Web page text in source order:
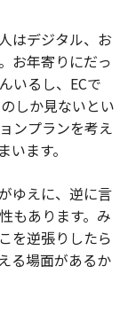
はデジタル、お
お年寄りにだっ
いるし、ECで
しか見ないとい
ンプランを考え
ます。
ゆえに、逆に言
もあります。み
を逆張りしたら
る場面があるか